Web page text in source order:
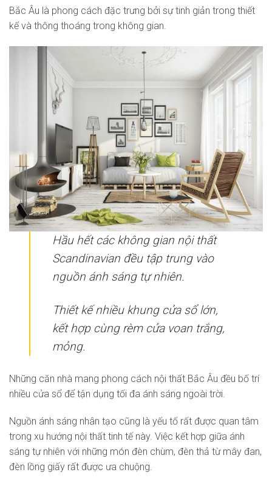
Bắc Âu là phong cách đặc trưng bởi sự tinh giản trong thiết
kế và thông thoáng trong không gian.
Hầu hết các không gian nội thất
Scandinavian đều tập trung vào
nguồn ánh sáng tự nhiên.
Thiết kế nhiều khung cửa sổ lớn,
kết hợp cùng rèm cửa voan trắng,
mỏng.
Những căn nhà mang phong cách nội thất Bắc Âu đều bố trí
nhiều cửa sổ để tận dụng tối đa ánh sáng ngoài trời.
Nguồn ánh sáng nhân tạo cũng là yếu tố rất được quan tâm
trong xu hướng nội thất tinh tế này. Việc kết hợp giữa ánh
sáng tự nhiên với những món đèn chùm, đèn thả từ mây đan,
đèn lồng giấy rất được ưa chuộng.